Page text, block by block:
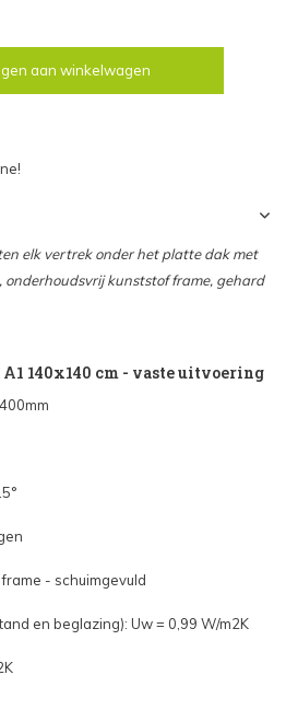
aan winkelwagen
elk vertrek onder het platte dak met
kunststof frame, gehard
140x140 cm - vaste uitvoering
- schuimgevuld
en beglazing): Uw = 0,99 W/m2K